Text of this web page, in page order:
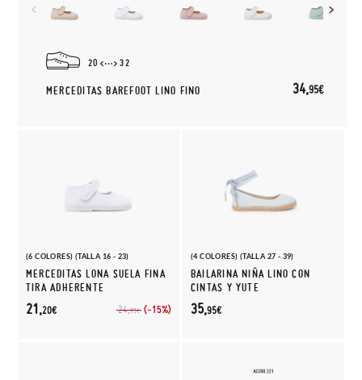
20 32
MERCEDITAS BAREFOOT LINO FINO 34,95€
(6 COLORES) (TALLA 16 - 23)
MERCEDITAS LONA SUELA FINA
TIRA ADHERENTE
24,95€ (-15%)
21,20€
(4 COLORES) (TALLA 27 - 39)
BAILARINA NIÑA LINO CON
CINTAS Y YUTE
35,95€